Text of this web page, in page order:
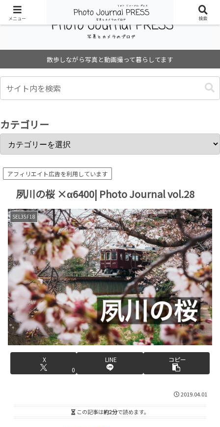
散歩しながら写真と動画撮って暮らしてます
カテゴリー
アフィリエイト広告を利用しています
夙川の桜 ×α6400| Photo Journal vol.28
SEL35F18
X
0
LINE コピー
2019.04.01
この記事は約2分で読めます。
メニュー 検索